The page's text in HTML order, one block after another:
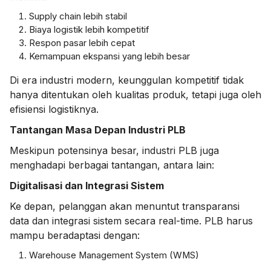
Supply chain lebih stabil
Biaya logistik lebih kompetitif
Respon pasar lebih cepat
Kemampuan ekspansi yang lebih besar
Di era industri modern, keunggulan kompetitif tidak
hanya ditentukan oleh kualitas produk, tetapi juga oleh
efisiensi logistiknya.
Tantangan Masa Depan Industri PLB
Meskipun potensinya besar, industri PLB juga
menghadapi berbagai tantangan, antara lain:
Digitalisasi dan Integrasi Sistem
Ke depan, pelanggan akan menuntut transparansi
data dan integrasi sistem secara real-time. PLB harus
mampu beradaptasi dengan:
Warehouse Management System (WMS)